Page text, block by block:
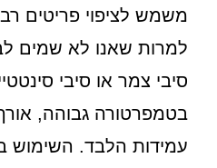
משמש לציפוי פריטים
למרות שאנו לא שמים
סיבי צמר או סיבי
בטמפרטורה גבוהה,
עמידות הלבד. השימוש